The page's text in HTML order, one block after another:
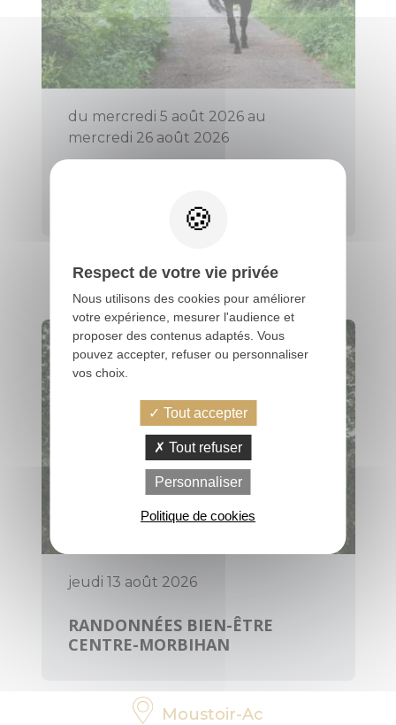
PRATIQUE
horaires
intéresse
du mercredi 5 août 2026 au
mercredi 26 août 2026
Évellys
jeudi 13 août 2026
RANDONNÉES BIEN-ÊTRE
CENTRE-MORBIHAN
Moustoir-Ac
Respect de votre vie privée
Nous utilisons des cookies pour améliorer
votre expérience, mesurer l'audience et
proposer des contenus adaptés. Vous
pouvez accepter, refuser ou personnaliser
vos choix.
Tout accepter
Tout refuser
Personnaliser
Politique de cookies